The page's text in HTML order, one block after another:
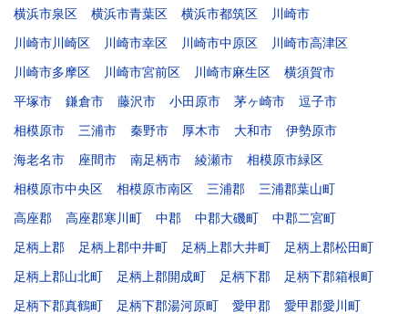
横浜市泉区
横浜市青葉区 横浜市都筑区
川崎市
川崎市川崎区
川崎市幸区 川崎市中原区
川崎市高津区
川崎市多摩区
川崎市宮前区 川崎市麻生区
横須賀市
平塚市
鎌倉市 藤沢市 小田原市 茅ヶ崎市
逗子市
相模原市
三浦市 秦野市 厚木市 大和市
伊勢原市
海老名市
座間市 南足柄市 綾瀬市
相模原市緑区
相模原市中央区
相模原市南区 三浦郡
三浦郡葉山町
高座郡
高座郡寒川町 中郡 中郡大磯町
中郡二宮町
足柄上郡
足柄上郡中井町 足柄上郡大井町
足柄上郡松田町
足柄上郡山北町
足柄上郡開成町 足柄下郡
足柄下郡箱根町
足柄下郡真鶴町
足柄下郡湯河原町 愛甲郡
愛甲郡愛川町